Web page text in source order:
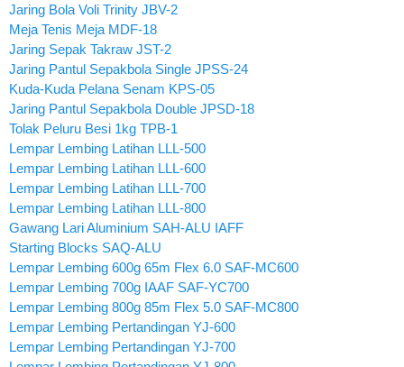
Jaring Bola Voli Trinity JBV-2
Meja Tenis Meja MDF-18
Jaring Sepak Takraw JST-2
Jaring Pantul Sepakbola Single JPSS-24
Kuda-Kuda Pelana Senam KPS-05
Jaring Pantul Sepakbola Double JPSD-18
Tolak Peluru Besi 1kg TPB-1
Lempar Lembing Latihan LLL-500
Lempar Lembing Latihan LLL-600
Lempar Lembing Latihan LLL-700
Lempar Lembing Latihan LLL-800
Gawang Lari Aluminium SAH-ALU IAFF
Starting Blocks SAQ-ALU
Lempar Lembing 600g 65m Flex 6.0 SAF-MC600
Lempar Lembing 700g IAAF SAF-YC700
Lempar Lembing 800g 85m Flex 5.0 SAF-MC800
Lempar Lembing Pertandingan YJ-600
Lempar Lembing Pertandingan YJ-700